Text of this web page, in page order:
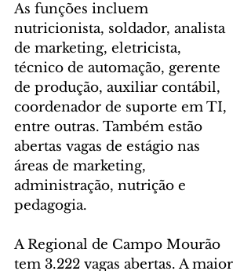
As funções incluem
nutricionista, soldador, analista
de marketing, eletricista,
técnico de automação, gerente
de produção, auxiliar contábil,
coordenador de suporte em TI,
entre outras. Também estão
abertas vagas de estágio nas
áreas de marketing,
administração, nutrição e
pedagogia.
A Regional de Campo Mourão
tem 3.222 vagas abertas. A maior